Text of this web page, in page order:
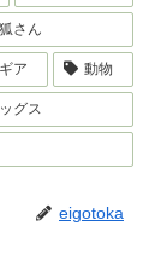
さん
ア 動物
グス
eigotoka